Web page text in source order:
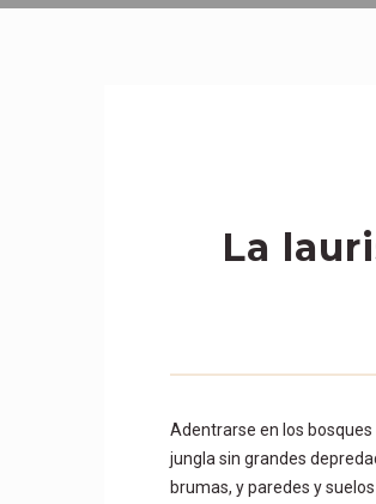
La
Adentrarse en los bosques
jungla sin grandes
brumas, y paredes y